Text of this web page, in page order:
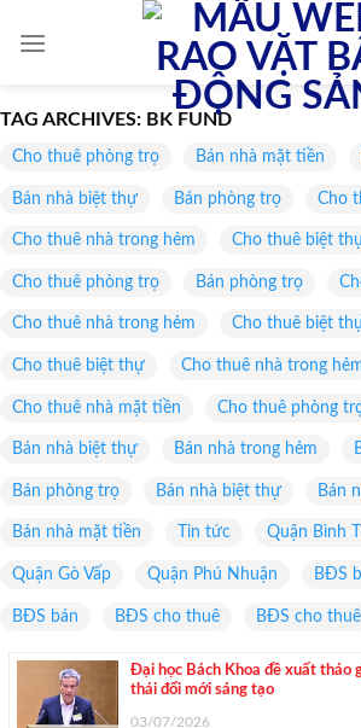
TAG ARCHIVES: BK FUND
Cho thuê phòng trọ Bán nhà mặt tiền
Bán nhà biệt thự Bán phòng trọ Cho
Cho thuê nhà trong hẻm Cho thuê biệt
Cho thuê phòng trọ Bán phòng trọ
Cho thuê nhà trong hẻm Cho thuê biệt
Cho thuê biệt thự Cho thuê nhà trong
Cho thuê nhà mặt tiền Cho thuê phòng
Bán nhà biệt thự Bán nhà trong hẻm
Bán phòng trọ Bán nhà biệt thự Bán
Bán nhà mặt tiền Tin tức Quận Bình
Quận Gò Vấp Quận Phú Nhuận BĐS
BĐS bán BĐS cho thuê BĐS cho thuê
Đại học Bách Khoa đề xuất tháo
thái đổi mới sáng tạo
03/07/2026